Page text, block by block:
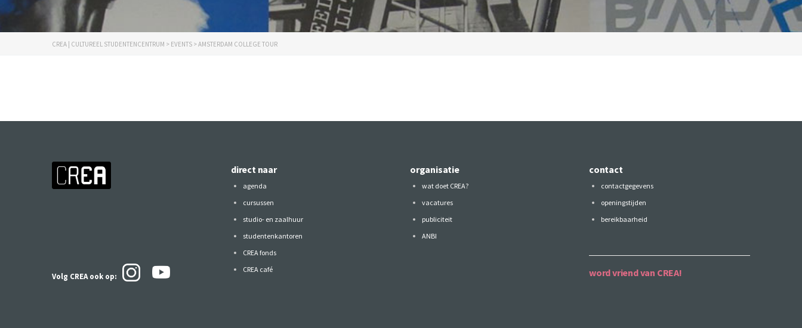
CREA | CULTUREEL STUDENTENCENTRUM > EVENTS > AMSTERDAM COLLEGE TOUR
Volg CREA ook op:
direct naar
agenda
cursussen
studio- en zaalhuur
studentenkantoren
CREA fonds
CREA café
organisatie
wat doet CREA?
vacatures
publiciteit
ANBI
contact
contactgegevens
openingstijden
bereikbaarheid
word vriend van CREA!